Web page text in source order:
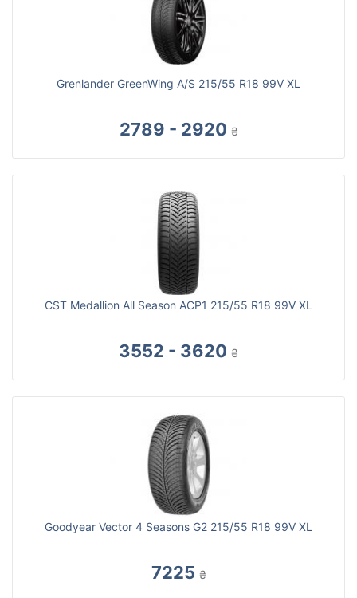
Grenlander GreenWing A/S 215/55 R18 99V XL
2789 - 2920 ₴
CST Medallion All Season ACP1 215/55 R18 99V XL
3552 - 3620 ₴
Goodyear Vector 4 Seasons G2 215/55 R18 99V XL
7225 ₴